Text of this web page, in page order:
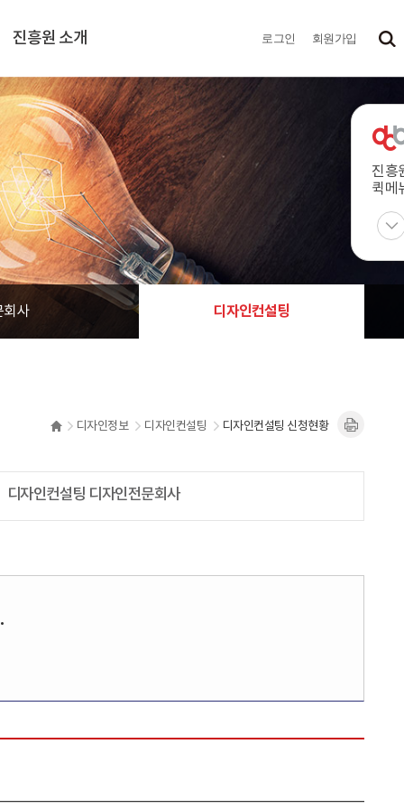
진흥원 소개 로그인 회원가입
진흥
퀵메
회사 디자인컨설팅
디자인정보 디자인컨설팅 디자인컨설팅 신청현황
디자인컨설팅 디자인전문회사